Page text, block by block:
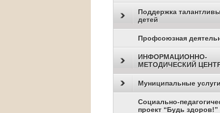
Поддержка
детей
Профсоюзная
ИНФОРМАЦИОННО-
МЕТОДИЧЕСКИЙ
Муниципальные услуги
Социально-
проект “Будь здоров!”